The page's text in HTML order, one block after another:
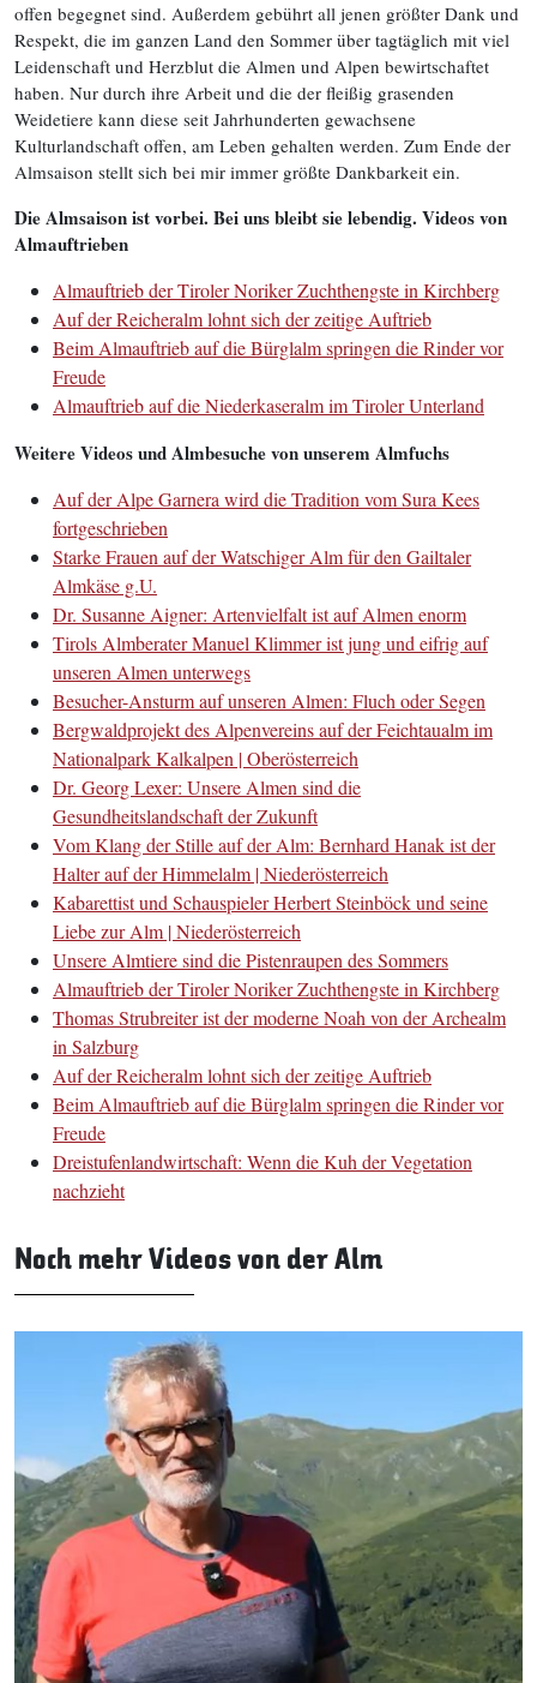
offen begegnet sind. Außerdem gebührt all jenen größter Dank und
Respekt, die im ganzen Land den Sommer über tagtäglich mit viel
Leidenschaft und Herzblut die Almen und Alpen bewirtschaftet
haben. Nur durch ihre Arbeit und die der fleißig grasenden
Weidetiere kann diese seit Jahrhunderten gewachsene
Kulturlandschaft offen, am Leben gehalten werden. Zum Ende der
Almsaison stellt sich bei mir immer größte Dankbarkeit ein.
Die Almsaison ist vorbei. Bei uns bleibt sie lebendig. Videos von
Almauftrieben
Almauftrieb der Tiroler Noriker Zuchthengste in Kirchberg
Auf der Reicheralm lohnt sich der zeitige Auftrieb
Beim Almauftrieb auf die Bürglalm springen die Rinder vor
Freude
Almauftrieb auf die Niederkaseralm im Tiroler Unterland
Weitere Videos und Almbesuche von unserem Almfuchs
Auf der Alpe Garnera wird die Tradition vom Sura Kees
fortgeschrieben
Starke Frauen auf der Watschiger Alm für den Gailtaler
Almkäse g.U.
Dr. Susanne Aigner: Artenvielfalt ist auf Almen enorm
Tirols Almberater Manuel Klimmer ist jung und eifrig auf
unseren Almen unterwegs
Besucher-Ansturm auf unseren Almen: Fluch oder Segen
Bergwaldprojekt des Alpenvereins auf der Feichtaualm im
Nationalpark Kalkalpen | Oberösterreich
Dr. Georg Lexer: Unsere Almen sind die
Gesundheitslandschaft der Zukunft
Vom Klang der Stille auf der Alm: Bernhard Hanak ist der
Halter auf der Himmelalm | Niederösterreich
Kabarettist und Schauspieler Herbert Steinböck und seine
Liebe zur Alm | Niederösterreich
Unsere Almtiere sind die Pistenraupen des Sommers
Almauftrieb der Tiroler Noriker Zuchthengste in Kirchberg
Thomas Strubreiter ist der moderne Noah von der Archealm
in Salzburg
Auf der Reicheralm lohnt sich der zeitige Auftrieb
Beim Almauftrieb auf die Bürglalm springen die Rinder vor
Freude
Dreistufenlandwirtschaft: Wenn die Kuh der Vegetation
nachzieht
Noch mehr Videos von der Alm